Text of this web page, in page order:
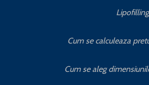
Cum se calculeaza
Cum se aleg